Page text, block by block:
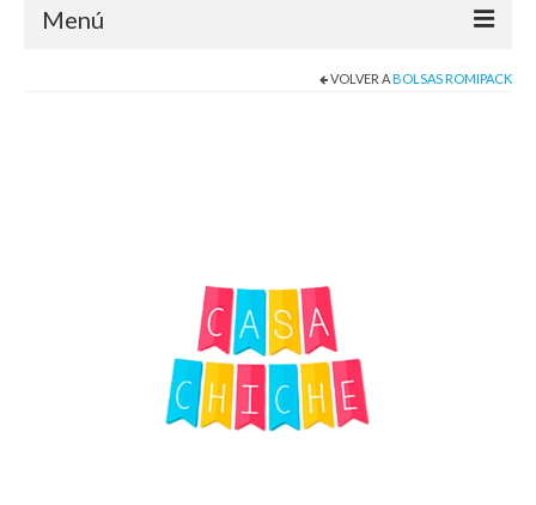
Menú
VOLVER ABOLSAS ROMIPACK